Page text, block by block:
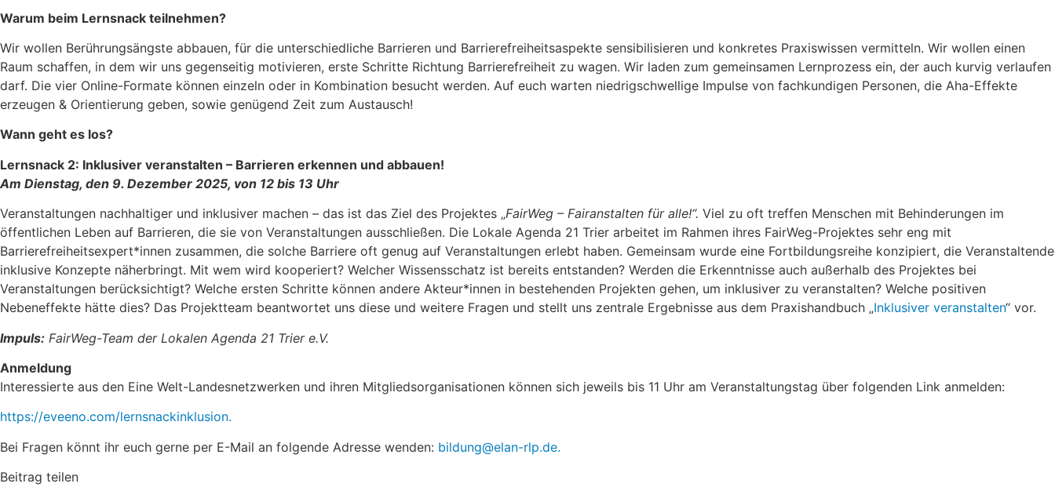
Warum beim Lernsnack teilnehmen?
Wir wollen Berührungsängste abbauen, für die unterschiedliche Barrieren und Barrierefreiheitsaspekte sensibilisieren und konkretes Praxiswissen vermitteln. Wir wollen einen
Raum schaffen, in dem wir uns gegenseitig motivieren, erste Schritte Richtung Barrierefreiheit zu wagen. Wir laden zum gemeinsamen Lernprozess ein, der auch kurvig verlaufen
darf. Die vier Online-Formate können einzeln oder in Kombination besucht werden. Auf euch warten niedrigschwellige Impulse von fachkundigen Personen, die Aha-Effekte
erzeugen & Orientierung geben, sowie genügend Zeit zum Austausch!
Wann geht es los?
Lernsnack 2: Inklusiver veranstalten – Barrieren erkennen und abbauen!
Am Dienstag, den 9. Dezember 2025, von 12 bis 13 Uhr
Veranstaltungen nachhaltiger und inklusiver machen – das ist das Ziel des Projektes „FairWeg – Fairanstalten für alle!“. Viel zu oft treffen Menschen mit Behinderungen im
öffentlichen Leben auf Barrieren, die sie von Veranstaltungen ausschließen. Die Lokale Agenda 21 Trier arbeitet im Rahmen ihres FairWeg-Projektes sehr eng mit
Barrierefreiheitsexpert*innen zusammen, die solche Barriere oft genug auf Veranstaltungen erlebt haben. Gemeinsam wurde eine Fortbildungsreihe konzipiert, die Veranstaltende
inklusive Konzepte näherbringt. Mit wem wird kooperiert? Welcher Wissensschatz ist bereits entstanden? Werden die Erkenntnisse auch außerhalb des Projektes bei
Veranstaltungen berücksichtigt? Welche ersten Schritte können andere Akteur*innen in bestehenden Projekten gehen, um inklusiver zu veranstalten? Welche positiven
Nebeneffekte hätte dies? Das Projektteam beantwortet uns diese und weitere Fragen und stellt uns zentrale Ergebnisse aus dem Praxishandbuch „Inklusiver veranstalten“ vor.
Impuls: FairWeg-Team der Lokalen Agenda 21 Trier e.V.
Anmeldung
Interessierte aus den Eine Welt-Landesnetzwerken und ihren Mitgliedsorganisationen können sich jeweils bis 11 Uhr am Veranstaltungstag über folgenden Link anmelden:
https://eveeno.com/lernsnackinklusion.
Bei Fragen könnt ihr euch gerne per E-Mail an folgende Adresse wenden: bildung@elan-rlp.de.
Beitrag teilen